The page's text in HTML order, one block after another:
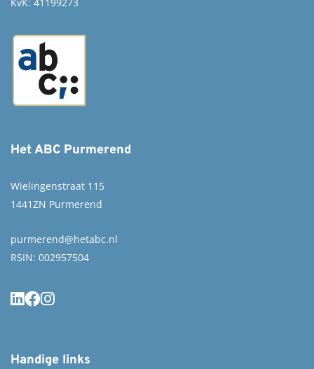
Het ABC Purmerend
Wielingenstraat 115
1441ZN Purmerend
purmerend@hetabc.nl
RSIN: 002957504
Handige links